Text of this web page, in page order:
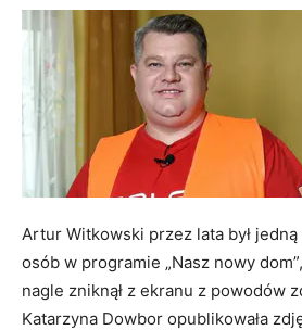
Artur Witkowski przez lata był
osób w programie „Nasz nowy
nagle zniknął z ekranu z powodów
Katarzyna Dowbor opublikowała